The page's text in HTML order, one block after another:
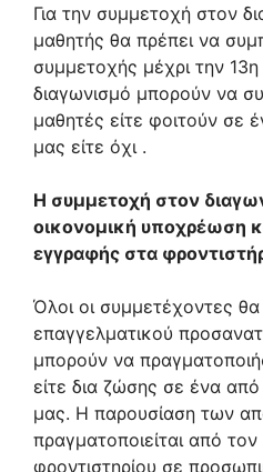
Για την συμμετοχή στον
μαθητής θα πρέπει να
συμμετοχής μέχρι την
διαγωνισμό μπορούν να
μαθητές είτε φοιτούν σε
μας είτε όχι .
Η συμμετοχή στον
οικονομική υποχρέωση
εγγραφής στα
Όλοι οι συμμετέχοντες
επαγγελματικού
μπορούν να
είτε δια ζώσης σε ένα από
μας. Η παρουσίαση των
πραγματοποιείται από
φροντιστηρίου σε